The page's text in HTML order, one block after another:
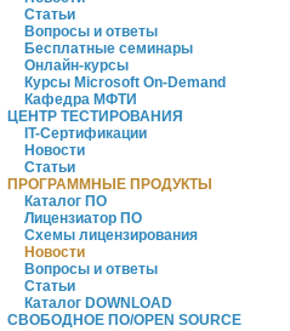
Статьи
Вопросы и ответы
Бесплатные семинары
Онлайн-курсы
Курсы Microsoft On-Demand
Кафедра МФТИ
ЦЕНТР ТЕСТИРОВАНИЯ
IT-Сертификации
Новости
Статьи
ПРОГРАММНЫЕ ПРОДУКТЫ
Каталог ПО
Лицензиатор ПО
Схемы лицензирования
Новости
Вопросы и ответы
Статьи
Каталог DOWNLOAD
СВОБОДНОЕ ПО/OPEN SOURCE